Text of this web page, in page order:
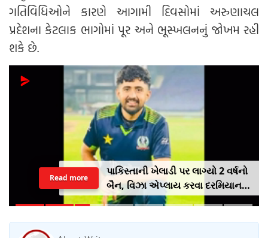
ગતિવિધિઓને કારણે આગામી દિવસોમાં અરુણાચલ
પ્રદેશના કેટલાક ભાગોમાં પૂર અને ભૂસ્ખલનનું જોખમ રહી
શકે છે.
પાકિસ્તાની ખેલાડી પર લાગ્યો 2 વર્ષનો
બૈન, વિઝા એપ્લાય કરવા દરમિયાન
આપી ખોટી માહિતી
Read more